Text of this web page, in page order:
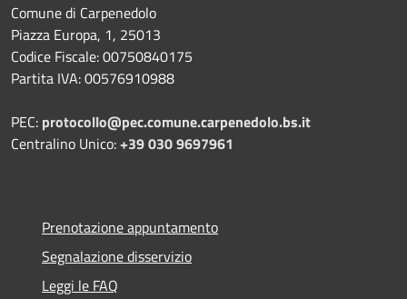
Comune di Carpenedolo
Piazza Europa, 1, 25013
Codice Fiscale: 00750840175
Partita IVA: 00576910988
PEC: protocollo@pec.comune.carpenedolo.bs.it
Centralino Unico:+39 030 9697961
Prenotazione appuntamento
Segnalazione disservizio
Leggi le FAQ